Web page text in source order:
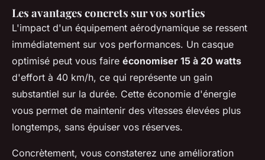
Les avantages concrets sur vos sorties
L'impact d'un équipement aérodynamique se ressent
immédiatement sur vos performances. Un casque
optimisé peut vous faire économiser 15 à 20 watts
d'effort à 40 km/h, ce qui représente un gain
substantiel sur la durée. Cette économie d'énergie
vous permet de maintenir des vitesses élevées plus
longtemps, sans épuiser vos réserves.
Concrètement, vous constaterez une amélioration